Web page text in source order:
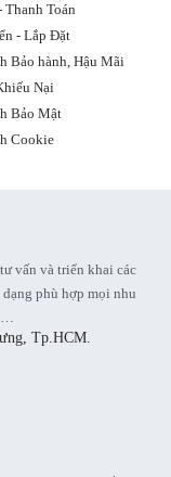
Thanh Toán
- Lắp Đặt
Bảo hành, Hậu Mãi
Nại
Bảo Mật
Cookie
vấn và triển khai các
phù hợp mọi nhu
Tp.HCM.